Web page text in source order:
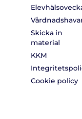
Skicka in
material
KKM
Cookie policy